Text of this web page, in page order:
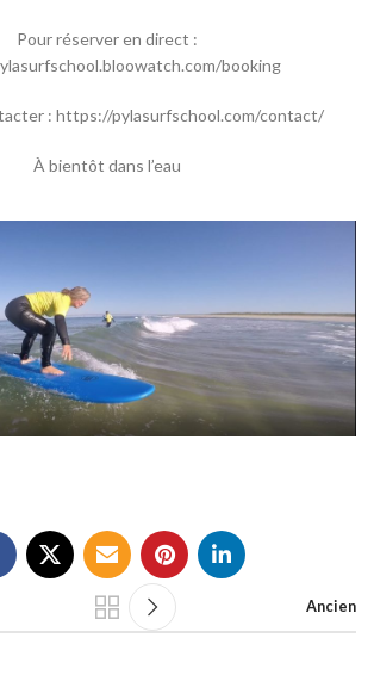
Pour réserver en direct :
booking
: https://pylasurfschool.com/contact/
À bientôt dans l’eau
Ancien